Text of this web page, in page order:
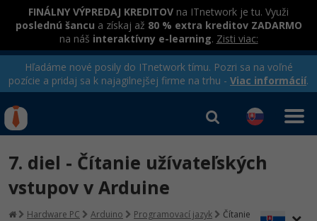
FINÁLNY VÝPREDAJ KREDITOV na ITnetwork je tu. Využi
poslednú šancu a získaj až 80 % extra kreditov ZADARMO
na náš interaktívny e-learning. Zisti viac:
Hľadáme nové posily do ITnetwork tímu. Pozri sa na voľné
pozície a pridaj sa k najagilnejšej firme na trhu - Viac informácií.
Kurzy Úrad Práce
Rekvalifikačné kurzy
hradené úradom práce
Kurzy programovania
Prihlásiť sa Registrovať
7. diel - Čítanie užívateľských
vstupov v Arduine
Hardware PC Arduino Programovací jazyk
Čítanie